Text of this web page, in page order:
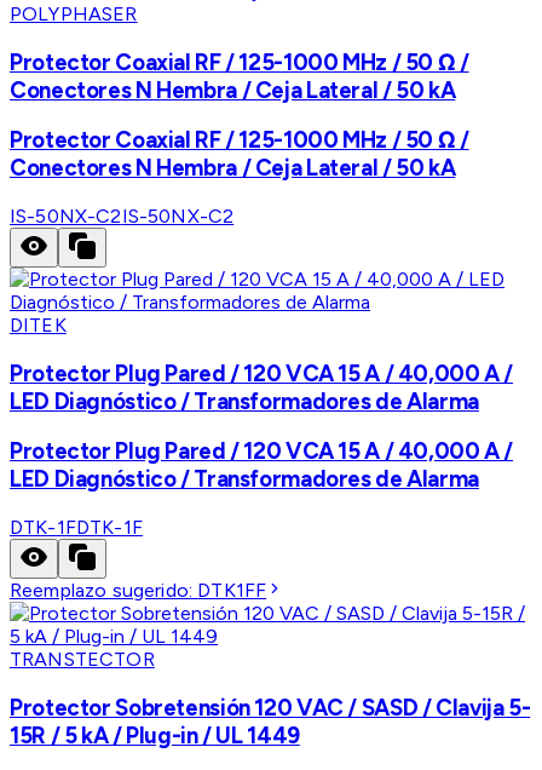
POLYPHASER
Protector Coaxial RF / 125-1000 MHz / 50 Ω /
Conectores N Hembra / Ceja Lateral / 50 kA
Protector Coaxial RF / 125-1000 MHz / 50 Ω /
Conectores N Hembra / Ceja Lateral / 50 kA
IS-50NX-C2IS-50NX-C2
DITEK
Protector Plug Pared / 120 VCA 15 A / 40,000 A /
LED Diagnóstico / Transformadores de Alarma
Protector Plug Pared / 120 VCA 15 A / 40,000 A /
LED Diagnóstico / Transformadores de Alarma
DTK-1FDTK-1F
Reemplazo sugerido: DTK1FF
TRANSTECTOR
Protector Sobretensión 120 VAC / SASD / Clavija 5-
15R / 5 kA / Plug-in / UL 1449